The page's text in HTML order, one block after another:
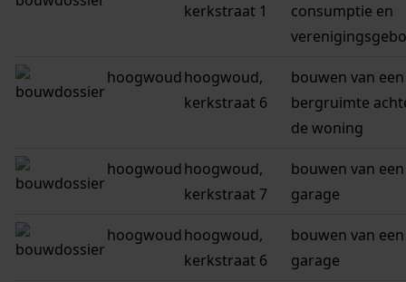
kerkstraat 1
consumptie en
hoogwoudhoogwoud,
kerkstraat 6
bouwen van een
bergruimte
de woning
hoogwoudhoogwoud,
kerkstraat 7
bouwen van een
garage
hoogwoudhoogwoud,
kerkstraat 6
bouwen van een
garage